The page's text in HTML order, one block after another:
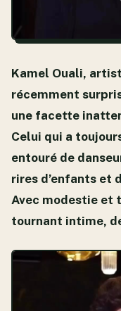
Kamel Ouali,
récemment
une facette
Celui qui a
entouré de
rires d’enfants et
Avec modestie et
tournant intime,